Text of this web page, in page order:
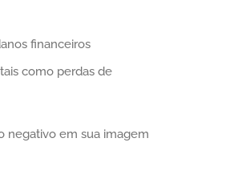
financeiros
como perdas de
negativo em sua imagem